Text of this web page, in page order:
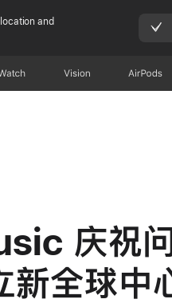
and
Vision AirPods
庆祝问
新全球中